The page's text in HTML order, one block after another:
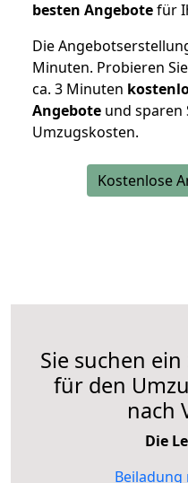
besten Angebotefür
Die
Minuten. Probieren
ca. 3 Minuten
Angebote und sparen
Umzugskosten.
Kostenlose
Sie suchen
für den
nach
Die
Beiladung